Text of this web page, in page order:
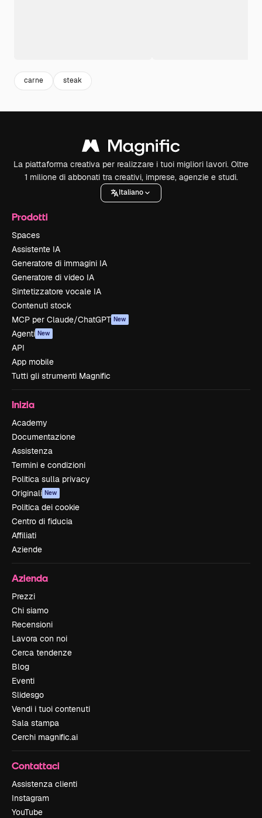
carne steak
La piattaforma creativa per realizzare i tuoi migliori lavori. Oltre
1 milione di abbonati tra creativi, imprese, agenzie e studi.
Italiano
Prodotti
Spaces
Assistente IA
Generatore di immagini IA
Generatore di video IA
Sintetizzatore vocale IA
Contenuti stock
MCP per Claude/ChatGPT New
Agenti New
API
App mobile
Tutti gli strumenti Magnific
Inizia
Academy
Documentazione
Assistenza
Termini e condizioni
Politica sulla privacy
Originali New
Politica dei cookie
Centro di fiducia
Affiliati
Aziende
Azienda
Prezzi
Chi siamo
Recensioni
Lavora con noi
Cerca tendenze
Blog
Eventi
Slidesgo
Vendi i tuoi contenuti
Sala stampa
Cerchi magnific.ai
Contattaci
Assistenza clienti
Instagram
YouTube